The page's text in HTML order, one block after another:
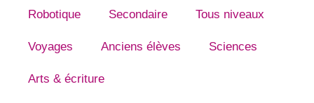
Robotique Secondaire Tous niveaux
Voyages Anciens élèves Sciences
Arts & écriture